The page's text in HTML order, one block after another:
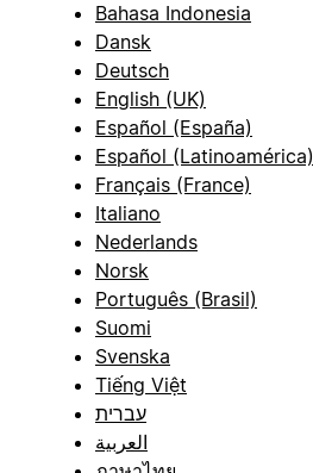
Bahasa Indonesia
Dansk
Deutsch
English (UK)
Español (España)
Español (Latinoamérica)
Français (France)
Italiano
Nederlands
Norsk
Português (Brasil)
Suomi
Svenska
Tiếng Việt
עברית
العربية